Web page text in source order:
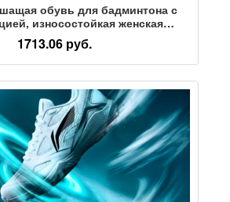
обувь для бадминтона с
износостойкая женская
молодежная боевая обувь,
кроссовки
1713.06 руб.